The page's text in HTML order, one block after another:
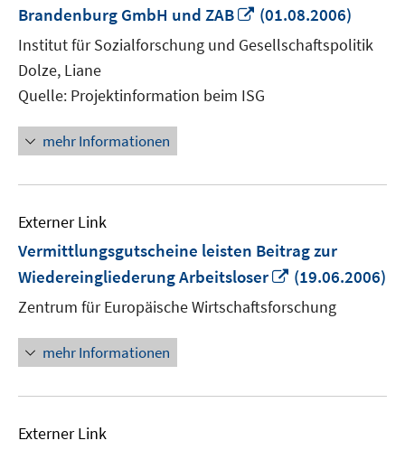
Brandenburg GmbH und ZAB
In
neuem
Fenster
(01.08.2006)
Institut für Sozialforschung und Gesellschaftspolitik
Dolze, Liane
Quelle: Projektinformation beim ISG
mehr Informationen
Externer Link
Vermittlungsgutscheine leisten Beitrag zur
Wiedereingliederung Arbeitsloser
In
neuem
Fenster
(19.06.2006)
Zentrum für Europäische Wirtschaftsforschung
mehr Informationen
Externer Link